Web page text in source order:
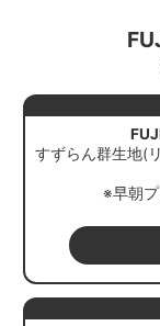
すずらん群生地(
※早朝